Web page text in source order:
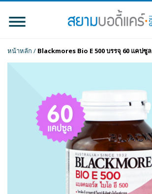
หน้าหลัก / Blackmores Bio E 500 บรรจุ 60 แคปซูล